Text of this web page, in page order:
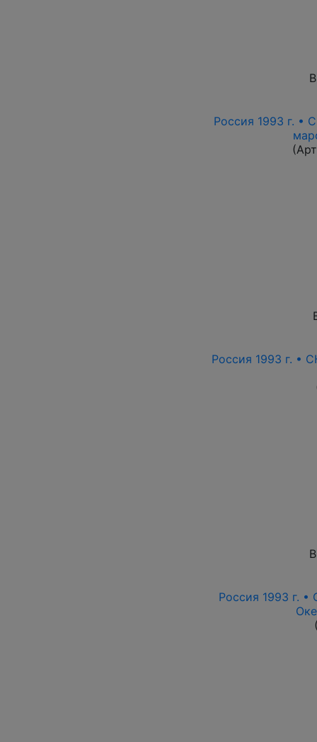
Россия 1993 г. •
Россия 1993 г. •
Россия 1993 г.